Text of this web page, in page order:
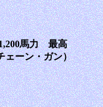
馬力 最高
ェーン・ガン）